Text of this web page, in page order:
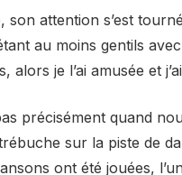
son attention s’est
au moins gentils
alors je l’ai amusée et
précisément quand
trébuche sur la piste de
ont été jouées,